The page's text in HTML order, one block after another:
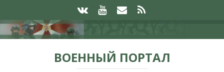
ВОЕННЫЙ ПОРТАЛ